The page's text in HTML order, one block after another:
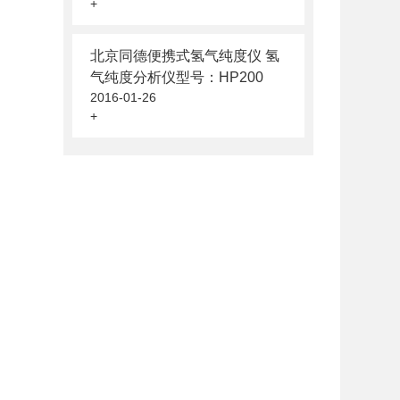
+
北京同德便携式氢气纯度仪 氢
气纯度分析仪型号：HP200
2016-01-26
+